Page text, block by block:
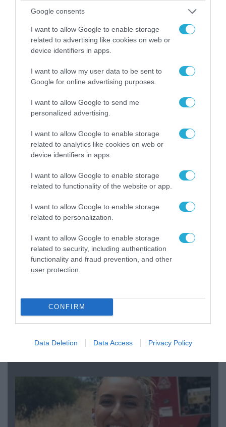
Google consents
I want to allow Google to enable storage
related to advertising like cookies on web or
device identifiers in apps.
I want to allow my user data to be sent to
Google for online advertising purposes.
I want to allow Google to send me
personalized advertising.
I want to allow Google to enable storage
related to analytics like cookies on web or
device identifiers in apps.
I want to allow Google to enable storage
related to functionality of the website or app.
I want to allow Google to enable storage
related to personalization.
I want to allow Google to enable storage
related to security, including authentication
functionality and fraud prevention, and other
user protection.
CONFIRM
Data Deletion Data Access Privacy Policy
αντικείμενα από κοινόχρηστους χώρους
06.08.2026 | 09:03
τα ζώα που χάθηκαν στις πυρκαγιές της
Αττικής (φωτο)
Αυτή την ώρα το τελευταίο «αντίο» στον πρώην